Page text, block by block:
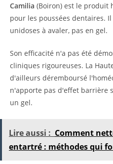
Camilia (Boiron) est le produit
pour les poussées dentaires.
unidoses à avaler, pas en gel.
Son efficacité n'a pas été
cliniques rigoureuses. La
d'ailleurs déremboursé
n'apporte pas d'effet barrière
un gel.
Lire aussi : Comment
entartré : méthodes qui